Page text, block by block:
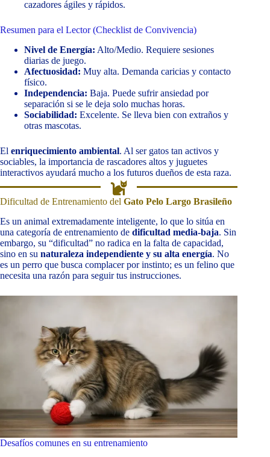
cazadores ágiles y rápidos.
Resumen para el Lector (Checklist de Convivencia)
Nivel de Energía: Alto/Medio. Requiere sesiones
diarias de juego.
Afectuosidad: Muy alta. Demanda caricias y contacto
físico.
Independencia: Baja. Puede sufrir ansiedad por
separación si se le deja solo muchas horas.
Sociabilidad: Excelente. Se lleva bien con extraños y
otras mascotas.
El enriquecimiento ambiental. Al ser gatos tan activos y
sociables, la importancia de rascadores altos y juguetes
interactivos ayudará mucho a los futuros dueños de esta raza.
Dificultad de Entrenamiento del Gato Pelo Largo Brasileño
Es un animal extremadamente inteligente, lo que lo sitúa en
una categoría de entrenamiento de dificultad media-baja. Sin
embargo, su “dificultad” no radica en la falta de capacidad,
sino en su naturaleza independiente y su alta energía. No
es un perro que busca complacer por instinto; es un felino que
necesita una razón para seguir tus instrucciones.
Desafíos comunes en su entrenamiento